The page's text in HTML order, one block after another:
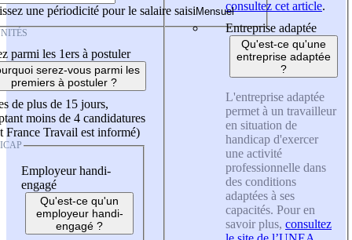
une périodicité pour le salaire saisi
parmi les 1ers à postuler
serez-vous parmi les
premiers à postuler ?
de plus de 15 jours,
moins de 4 candidatures
France Travail est informé)
Employeur handi-
engagé
Qu'est-ce qu'un
employeur handi-
engagé ?
consultez cet article.
Entreprise adaptée
Qu'est-ce qu'une
entreprise adaptée
?
L'entreprise adaptée
permet à un travailleur
en situation de
handicap d'exercer
une activité
professionnelle dans
des conditions
adaptées à ses
capacités. Pour en
savoir plus, consultez